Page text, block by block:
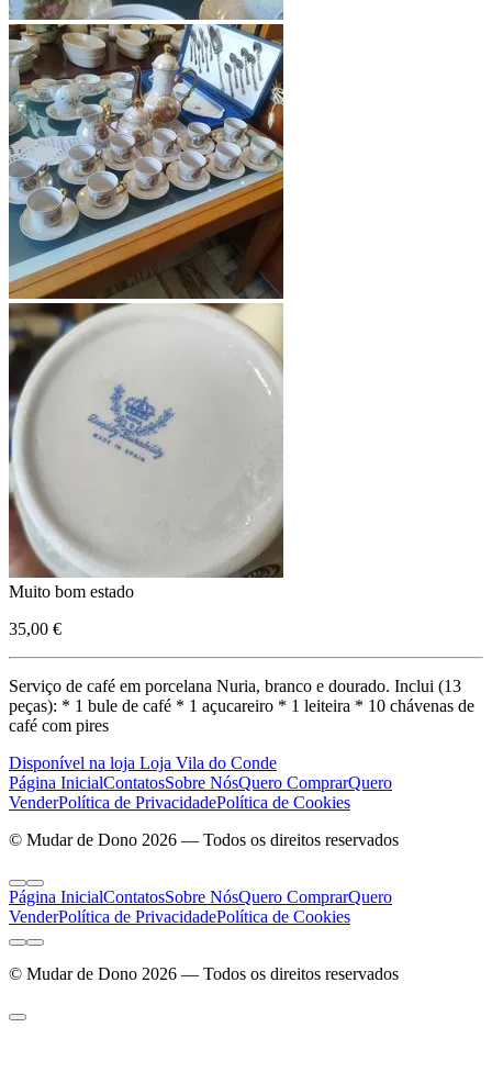
Muito bom estado
35,00 €
Serviço de café em porcelana Nuria, branco e dourado. Inclui (13
peças): * 1 bule de café * 1 açucareiro * 1 leiteira * 10 chávenas de
café com pires
Disponível na loja Loja Vila do Conde
Página InicialContatosSobre NósQuero ComprarQuero
VenderPolítica de PrivacidadePolítica de Cookies
© Mudar de Dono 2026 — Todos os direitos reservados
Página InicialContatosSobre NósQuero ComprarQuero
VenderPolítica de PrivacidadePolítica de Cookies
© Mudar de Dono 2026 — Todos os direitos reservados